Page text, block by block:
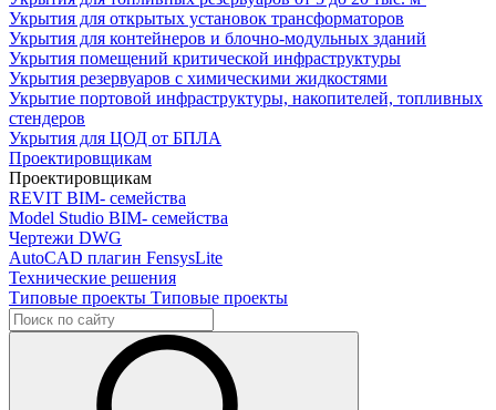
Укрытия для открытых установок трансформаторов
Укрытия для контейнеров и блочно-модульных зданий
Укрытия помещений критической инфраструктуры
Укрытия резервуаров с химическими жидкостями
Укрытие портовой инфраструктуры, накопителей, топливных
стендеров
Укрытия для ЦОД от БПЛА
Проектировщикам
Проектировщикам
REVIT BIM- семейства
Model Studio BIM- семейства
Чертежи DWG
AutoCAD плагин FensysLite
Технические решения
Типовые проекты Типовые проекты